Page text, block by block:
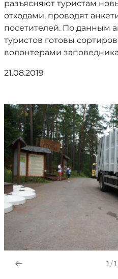
разъясняют туристам
отходами, проводят
посетителей. По данным
туристов готовы
волонтерами
21.08.2019
1/